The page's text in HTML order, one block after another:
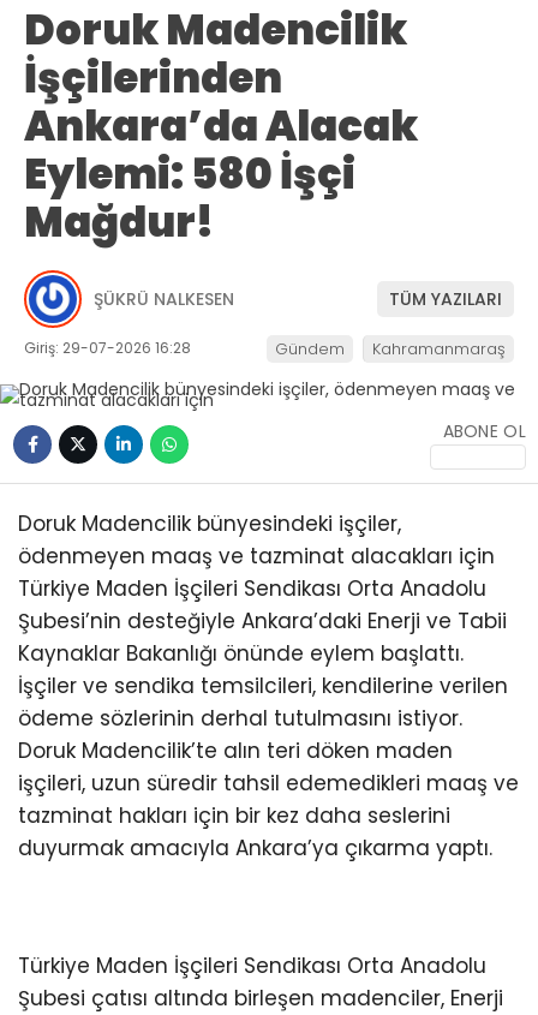
Doruk Madencilik
İşçilerinden
Ankara’da Alacak
Eylemi: 580 İşçi
Mağdur!
ŞÜKRÜ NALKESEN TÜM YAZILARI
Giriş: 29-07-2026 16:28 Gündem Kahramanmaraş
ABONE OL
Doruk Madencilik bünyesindeki işçiler,
ödenmeyen maaş ve tazminat alacakları için
Türkiye Maden İşçileri Sendikası Orta Anadolu
Şubesi’nin desteğiyle Ankara’daki Enerji ve Tabii
Kaynaklar Bakanlığı önünde eylem başlattı.
İşçiler ve sendika temsilcileri, kendilerine verilen
ödeme sözlerinin derhal tutulmasını istiyor.
Doruk Madencilik’te alın teri döken maden
işçileri, uzun süredir tahsil edemedikleri maaş ve
tazminat hakları için bir kez daha seslerini
duyurmak amacıyla Ankara’ya çıkarma yaptı.
Türkiye Maden İşçileri Sendikası Orta Anadolu
Şubesi çatısı altında birleşen madenciler, Enerji